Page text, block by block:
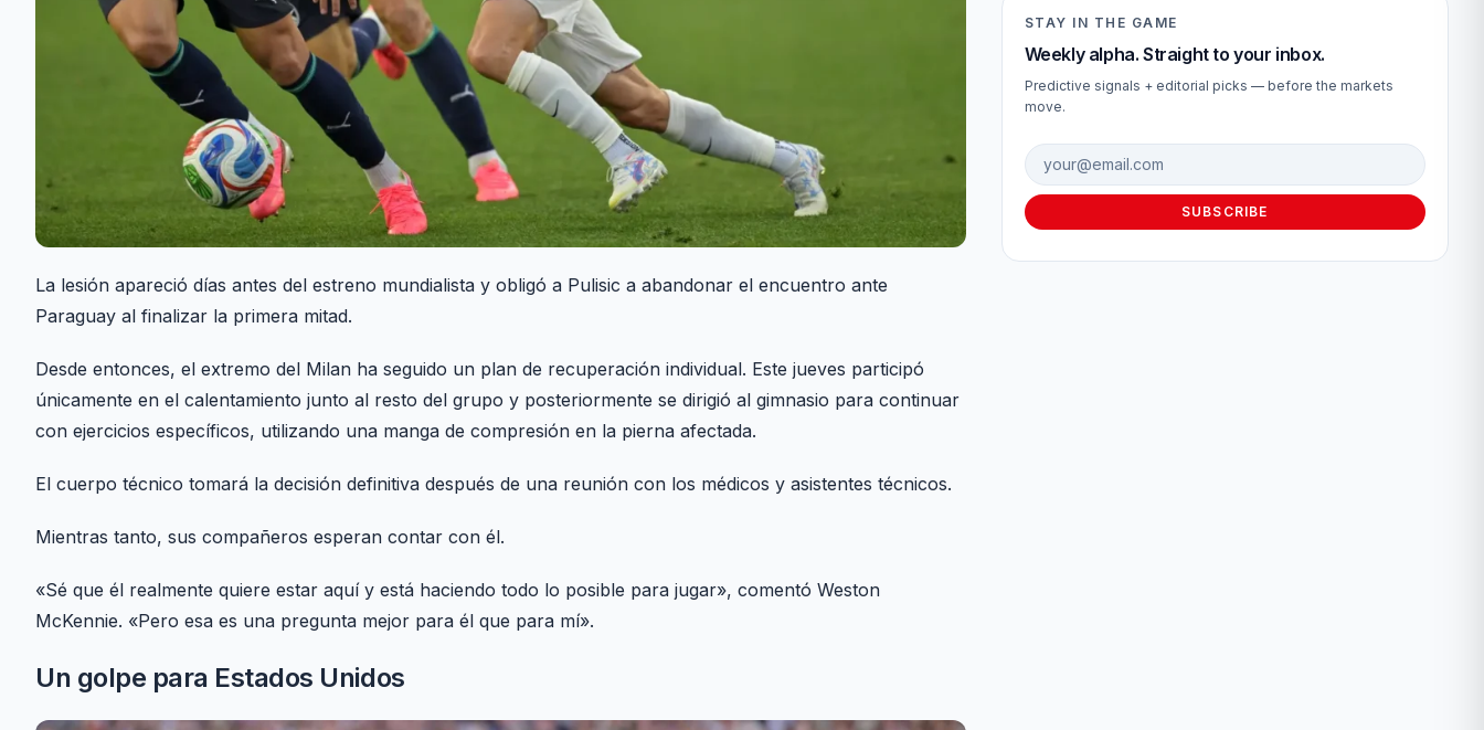
La lesión apareció días antes del estreno mundialista y obligó a Pulisic a abandonar el encuentro ante
Paraguay al finalizar la primera mitad.
Desde entonces, el extremo del Milan ha seguido un plan de recuperación individual. Este jueves participó
únicamente en el calentamiento junto al resto del grupo y posteriormente se dirigió al gimnasio para continuar
con ejercicios específicos, utilizando una manga de compresión en la pierna afectada.
El cuerpo técnico tomará la decisión definitiva después de una reunión con los médicos y asistentes técnicos.
Mientras tanto, sus compañeros esperan contar con él.
«Sé que él realmente quiere estar aquí y está haciendo todo lo posible para jugar», comentó Weston
McKennie. «Pero esa es una pregunta mejor para él que para mí».
Un golpe para Estados Unidos
STAY IN THE GAME
Weekly alpha. Straight to your inbox.
Predictive signals + editorial picks — before the markets
move.
Email address
SUBSCRIBE